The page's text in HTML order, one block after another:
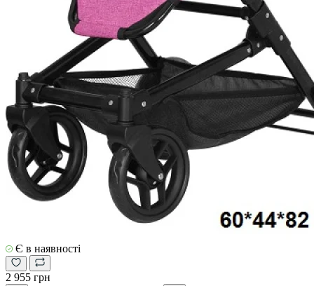
Є в наявності
2 955 грн